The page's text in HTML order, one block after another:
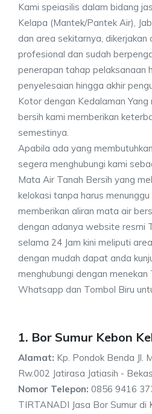
Kami speiasilis dalam bidang
Kelapa (Mantek/Pantek Air),
dan area sekitarnya, dikerjakan
profesional dan sudah
penerapan tahap pelaksanaan
penyelesaian hingga akhir
Kotor dengan Kedalaman
bersih kami memberikan
semestinya.
Apabila ada yang
segera menghubungi kami
Mata Air Tanah Bersih yang
kelokasi tanpa harus
memberikan aliran mata air
dengan adanya website resmi
selama 24 Jam kini meliputi
dengan mudah dapat anda
menghubungi dengan
Whatsapp dan Tombol Biru
1. Bor Sumur Kebon
Alamat: Kp. Pondok Benda Jl.
Rw.002 Jatirasa Jatiasih -
Nomor Telepon: 0856 9416
TIRTANADI Jasa Bor Sumur di